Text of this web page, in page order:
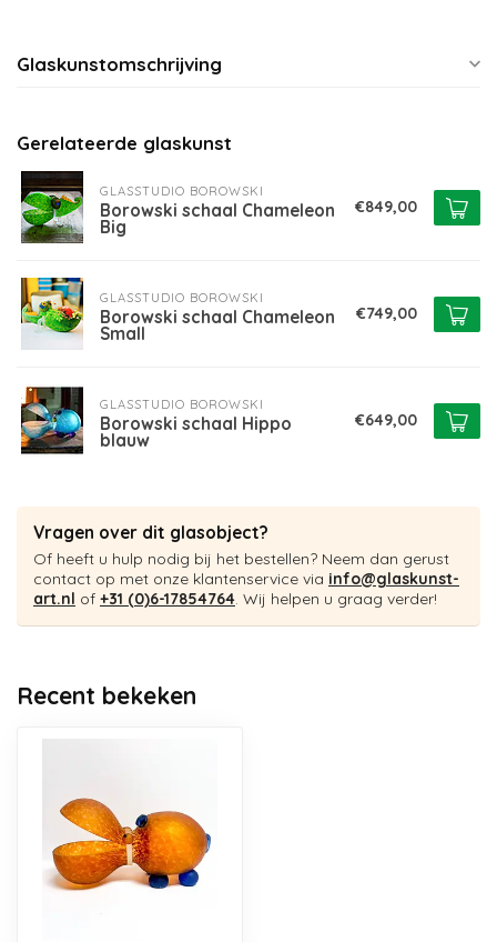
Glaskunstomschrijving
Gerelateerde glaskunst
GLASSTUDIO BOROWSKI
Borowski schaal Chameleon
Big
€849,00
GLASSTUDIO BOROWSKI
Borowski schaal Chameleon
Small
€749,00
GLASSTUDIO BOROWSKI
Borowski schaal Hippo
blauw
€649,00
Vragen over dit glasobject?
Of heeft u hulp nodig bij het bestellen? Neem dan gerust
contact op met onze klantenservice via info@glaskunst-
art.nl of +31 (0)6-17854764. Wij helpen u graag verder!
Recent bekeken